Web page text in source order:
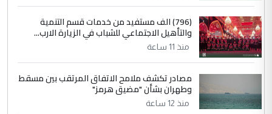
سردار
التعليق : واحد من عصابة علي ماما يسقط
جنسية الرافد الثالث للعراق ومن اصول عريقة
ابا فرات ...
الجواهري يرد على صدام حسين سل
مضجعيك يابن الزنا (نص كامل)
(796) الف مستفيد من خدمات قسم التنمية
والتأهيل الاجتماعي للشباب في الزيارة الارب...
منذ 11 ساعة
مصادر تكشف ملامح الاتفاق المرتقب بين مسقط
وطهران بشأن "مضيق هرمز"
منذ 12 ساعة